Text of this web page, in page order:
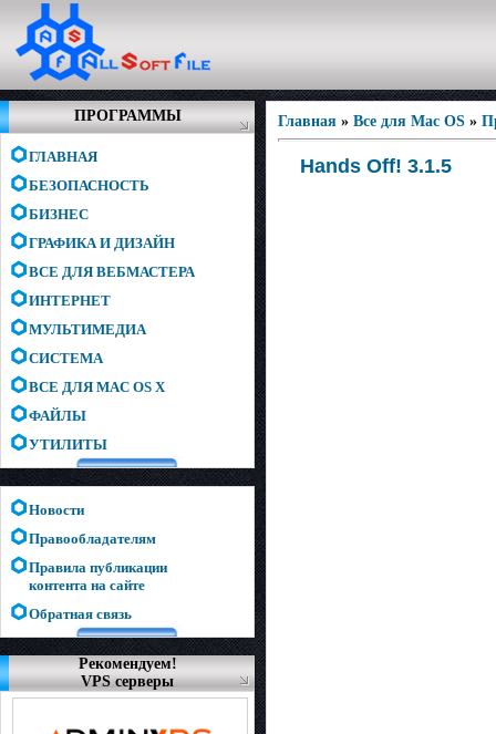
ПРОГРАММЫ
ГЛАВНАЯ
БЕЗОПАСНОСТЬ
БИЗНЕС
ГРАФИКА И ДИЗАЙН
ВСЕ ДЛЯ ВЕБМАСТЕРА
ИНТЕРНЕТ
МУЛЬТИМЕДИА
СИСТЕМА
ВСЕ ДЛЯ MAC OS X
ФАЙЛЫ
УТИЛИТЫ
Новости
Правообладателям
Правила публикации
контента на сайте
Обратная связь
Рекомендуем!
VPS серверы
Главная » Все для Mac OS »
Hands Off! 3.1.5